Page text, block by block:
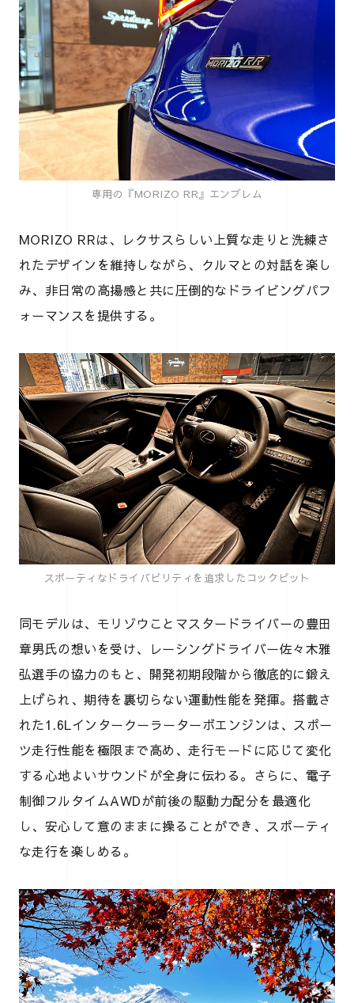
専用の『MORIZO RR』エンブレム
MORIZO RRは、レクサスらしい上質な走りと洗練さ
れたデザインを維持しながら、クルマとの対話を楽し
み、非日常の高揚感と共に圧倒的なドライビングパフ
ォーマンスを提供する。
スポーティなドライバビリティを追求したコックピット
同モデルは、モリゾウことマスタードライバーの豊田
章男氏の想いを受け、レーシングドライバー佐々木雅
弘選手の協力のもと、開発初期段階から徹底的に鍛え
上げられ、期待を裏切らない運動性能を発揮。搭載さ
れた1.6Lインタークーラーターボエンジンは、スポー
ツ走行性能を極限まで高め、走行モードに応じて変化
する心地よいサウンドが全身に伝わる。さらに、電子
制御フルタイムAWDが前後の駆動力配分を最適化
し、安心して意のままに操ることができ、スポーティ
な走行を楽しめる。